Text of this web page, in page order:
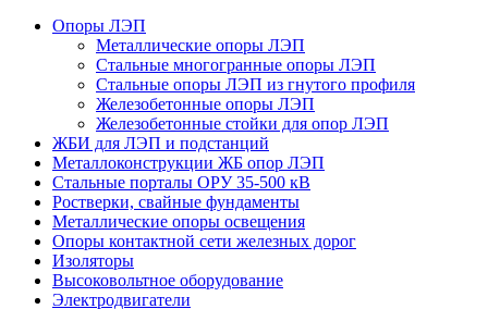
Опоры ЛЭП
Металлические опоры ЛЭП
Стальные многогранные опоры ЛЭП
Стальные опоры ЛЭП из гнутого профиля
Железобетонные опоры ЛЭП
Железобетонные стойки для опор ЛЭП
ЖБИ для ЛЭП и подстанций
Металлоконструкции ЖБ опор ЛЭП
Стальные порталы ОРУ 35-500 кВ
Ростверки, свайные фундаменты
Металлические опоры освещения
Опоры контактной сети железных дорог
Изоляторы
Высоковольтное оборудование
Электродвигатели